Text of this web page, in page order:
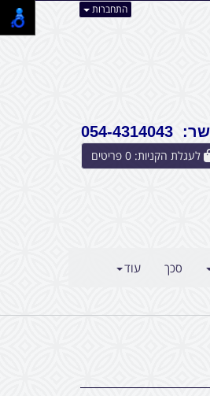
התחברות
0
סכך עוד